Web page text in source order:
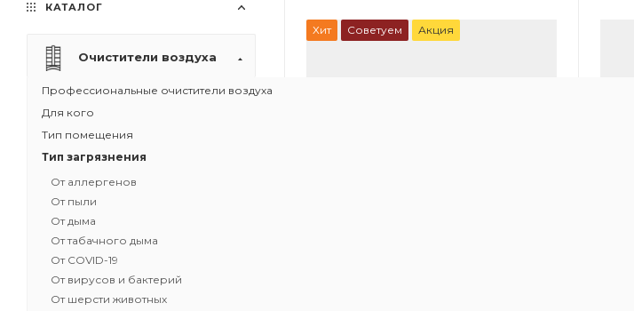
Хит Советуем Акция
КАТАЛОГ
Очистители воздуха
Профессиональные очистители воздуха
Для кого
Тип помещения
Тип загрязнения
От аллергенов
От пыли
От дыма
От табачного дыма
От COVID-19
От вирусов и бактерий
От шерсти животных